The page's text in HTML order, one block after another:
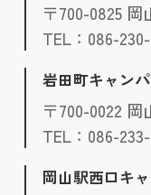
〒700-0825
TEL：086-
岩田町キャン
〒700-0022
TEL：086-
岡山駅西口キ